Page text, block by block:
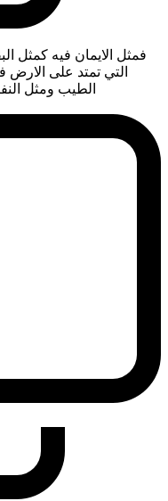
فمثل الايمان فيه كمثل
التي تمتد على الارض
الطيب ومثل